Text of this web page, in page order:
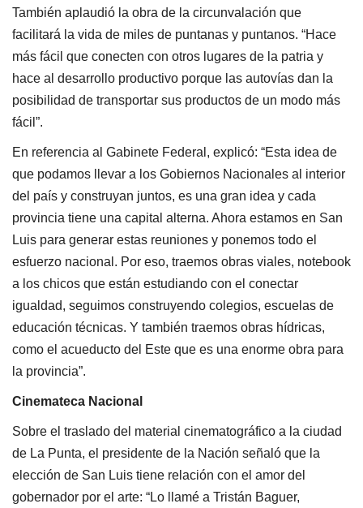
También aplaudió la obra de la circunvalación que
facilitará la vida de miles de puntanas y puntanos. “Hace
más fácil que conecten con otros lugares de la patria y
hace al desarrollo productivo porque las autovías dan la
posibilidad de transportar sus productos de un modo más
fácil”.
En referencia al Gabinete Federal, explicó: “Esta idea de
que podamos llevar a los Gobiernos Nacionales al interior
del país y construyan juntos, es una gran idea y cada
provincia tiene una capital alterna. Ahora estamos en San
Luis para generar estas reuniones y ponemos todo el
esfuerzo nacional. Por eso, traemos obras viales, notebook
a los chicos que están estudiando con el conectar
igualdad, seguimos construyendo colegios, escuelas de
educación técnicas. Y también traemos obras hídricas,
como el acueducto del Este que es una enorme obra para
la provincia”.
Cinemateca Nacional
Sobre el traslado del material cinematográfico a la ciudad
de La Punta, el presidente de la Nación señaló que la
elección de San Luis tiene relación con el amor del
gobernador por el arte: “Lo llamé a Tristán Baguer,